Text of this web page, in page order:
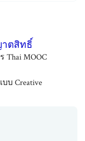
ตสิทธิ์
MOOC
Creative